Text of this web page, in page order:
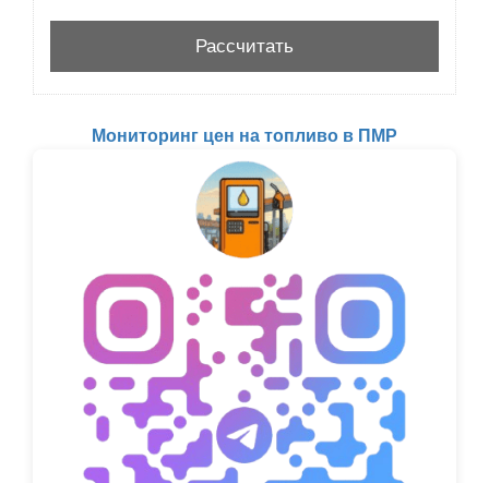
Мониторинг цен на топливо в ПМР